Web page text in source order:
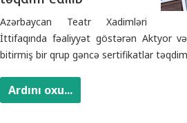
Azərbaycan Teatr Xadimləri
İttifaqında fəaliyyət göstərən Aktyor və
bitirmiş bir qrup gəncə sertifikatlar
Ardını oxu...